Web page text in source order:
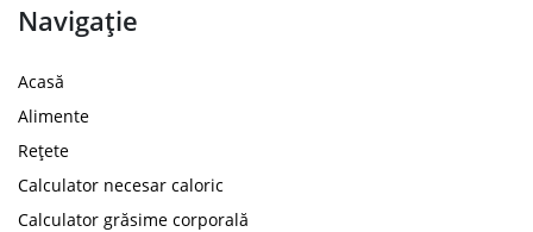
Navigație
Acasă
Alimente
Rețete
Calculator necesar caloric
Calculator grăsime corporală